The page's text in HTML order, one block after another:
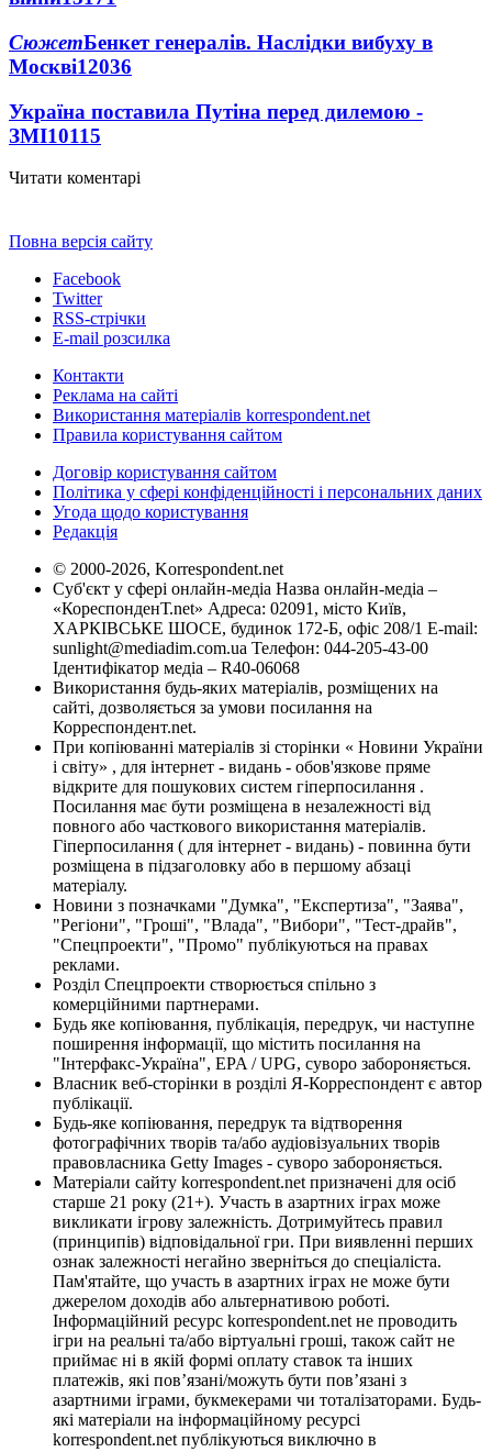
СюжетБенкет генералів. Наслідки вибуху в
Москві12036
Україна поставила Путіна перед дилемою -
ЗМІ10115
Читати коментарі
Повна версія сайту
Facebook
Twitter
RSS-стрічки
E-mail розсилка
Контакти
Реклама на сайті
Використання матеріалів korrespondent.net
Правила користування сайтом
Договір користування сайтом
Політика у сфері конфіденційності і персональних даних
Угода щодо користування
Редакція
© 2000-2026, Korrespondent.net
Суб'єкт у сфері онлайн-медіа Назва онлайн-медіа –
«КореспонденТ.net» Адреса: 02091, місто Київ,
ХАРКІВСЬКЕ ШОСЕ, будинок 172-Б, офіс 208/1 E-mail:
sunlight@mediadim.com.ua Телефон: 044-205-43-00
Ідентифікатор медіа – R40-06068
Використання будь-яких матеріалів, розміщених на
сайті, дозволяється за умови посилання на
Корреспондент.net.
При копіюванні матеріалів зі сторінки « Новини України
і світу» , для інтернет - видань - обов'язкове пряме
відкрите для пошукових систем гіперпосилання .
Посилання має бути розміщена в незалежності від
повного або часткового використання матеріалів.
Гіперпосилання ( для інтернет - видань) - повинна бути
розміщена в підзаголовку або в першому абзаці
матеріалу.
Новини з позначками "Думка", "Експертиза", "Заява",
"Регіони", "Гроші", "Влада", "Вибори", "Тест-драйв",
"Спецпроекти", "Промо" публікуються на правах
реклами.
Розділ Спецпроекти створюється спільно з
комерційними партнерами.
Будь яке копіювання, публікація, передрук, чи наступне
поширення інформації, що містить посилання на
"Інтерфакс-Україна", EPA / UPG, суворо забороняється.
Власник веб-сторінки в розділі Я-Корреспондент є автор
публікації.
Будь-яке копіювання, передрук та відтворення
фотографічних творів та/або аудіовізуальних творів
правовласника Getty Images - суворо забороняється.
Матеріали сайту korrespondent.net призначені для осіб
старше 21 року (21+). Участь в азартних іграх може
викликати ігрову залежність. Дотримуйтесь правил
(принципів) відповідальної гри. При виявленні перших
ознак залежності негайно зверніться до спеціаліста.
Пам'ятайте, що участь в азартних іграх не може бути
джерелом доходів або альтернативою роботі.
Інформаційний ресурс korrespondent.net не проводить
ігри на реальні та/або віртуальні гроші, також сайт не
приймає ні в якій формі оплату ставок та інших
платежів, які пов’язані/можуть бути пов’язані з
азартними іграми, букмекерами чи тоталізаторами. Будь-
які матеріали на інформаційному ресурсі
korrespondent.net публікуються виключно в